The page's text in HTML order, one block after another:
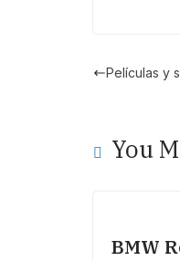
e
o
Películas y
You
BMW